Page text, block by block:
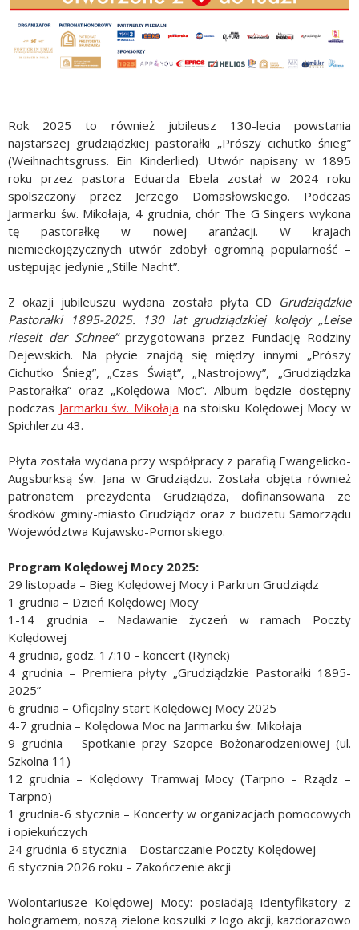
Rok 2025 to również jubileusz 130-lecia powstania
najstarszej grudziądzkiej pastorałki „Prószy cichutko śnieg”
(Weihnachtsgruss. Ein Kinderlied). Utwór napisany w 1895
roku przez pastora Eduarda Ebela został w 2024 roku
spolszczony przez Jerzego Domasłowskiego. Podczas
Jarmarku św. Mikołaja, 4 grudnia, chór The G Singers wykona
tę pastorałkę w nowej aranżacji. W krajach
niemieckojęzycznych utwór zdobył ogromną popularność –
ustępując jedynie „Stille Nacht”.
Z okazji jubileuszu wydana została płyta CD Grudziądzkie
Pastorałki 1895-2025. 130 lat grudziądzkiej kolędy „Leise
rieselt der Schnee”przygotowana przez Fundację Rodziny
Dejewskich. Na płycie znajdą się między innymi „Prószy
Cichutko Śnieg”, „Czas Świąt”, „Nastrojowy”, „Grudziądzka
Pastorałka” oraz „Kolędowa Moc”. Album będzie dostępny
podczas Jarmarku św. Mikołaja na stoisku Kolędowej Mocy w
Spichlerzu 43.
Płyta została wydana przy współpracy z parafią Ewangelicko-
Augsburksą św. Jana w Grudziądzu. Została objęta również
patronatem prezydenta Grudziądza, dofinansowana ze
środków gminy-miasto Grudziądz oraz z budżetu Samorządu
Województwa Kujawsko-Pomorskiego.
Program Kolędowej Mocy 2025:
29 listopada – Bieg Kolędowej Mocy i Parkrun Grudziądz
1 grudnia – Dzień Kolędowej Mocy
1-14 grudnia – Nadawanie życzeń w ramach Poczty
Kolędowej
4 grudnia, godz. 17:10 – koncert (Rynek)
4 grudnia – Premiera płyty „Grudziądzkie Pastorałki 1895-
2025”
6 grudnia – Oficjalny start Kolędowej Mocy 2025
4-7 grudnia – Kolędowa Moc na Jarmarku św. Mikołaja
9 grudnia – Spotkanie przy Szopce Bożonarodzeniowej (ul.
Szkolna 11)
12 grudnia – Kolędowy Tramwaj Mocy (Tarpno – Rządz –
Tarpno)
1 grudnia-6 stycznia – Koncerty w organizacjach pomocowych
i opiekuńczych
24 grudnia-6 stycznia – Dostarczanie Poczty Kolędowej
6 stycznia 2026 roku – Zakończenie akcji
Wolontariusze Kolędowej Mocy: posiadają identyfikatory z
hologramem, noszą zielone koszulki z logo akcji, każdorazowo